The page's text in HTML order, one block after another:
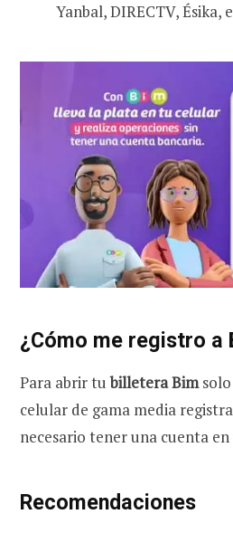
Yanbal, DIRECTV, Ésika,
¿Cómo me registro a
Para abrir tubilletera Bim
celular de gama media
necesario tener una cuenta
Recomendaciones